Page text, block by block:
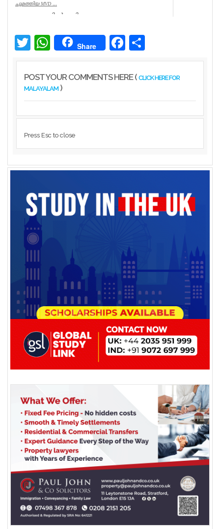
ചുമത്തിയ MVD ...
ആറന്മുളയിൽ ദുരിതാശ്വാസ
വാഹനത്തിന് മോട്ടോർ വെഹിക്കിൾ
ഇൻസ്പെക്ടർ പിഴ ...
Twitter WhatsAppShare Facebook
POST YOUR COMMENTS HERE ( CLICK HERE FOR
MALAYALAM)
Press Esc to close